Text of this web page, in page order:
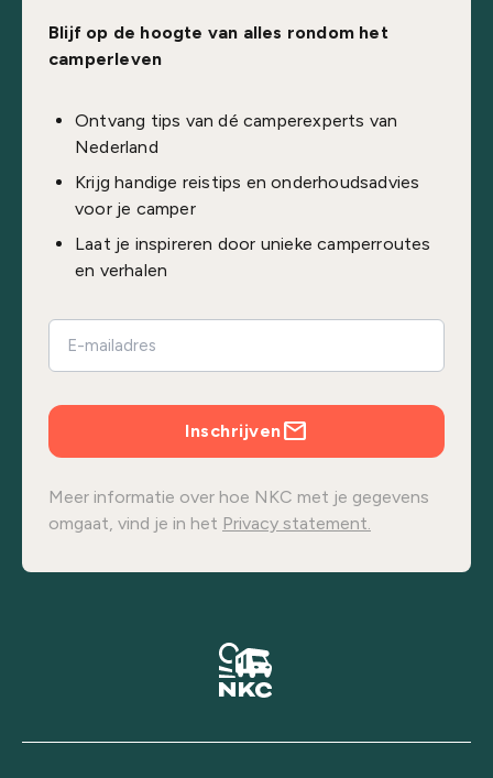
Blijf op de hoogte van alles rondom het
camperleven
Ontvang tips van dé camperexperts van
Nederland
Krijg handige reistips en onderhoudsadvies
voor je camper
Laat je inspireren door unieke camperroutes
en verhalen
Inschrijven
Meer informatie over hoe NKC met je gegevens
omgaat, vind je in het Privacy statement.